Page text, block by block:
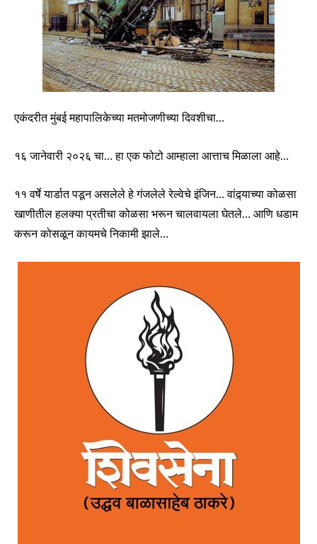
एकंदरीत मुंबई महापालिकेच्या मतमोजणीच्या दिवशीचा…
१६ जानेवारी २०२६ चा… हा एक फोटो आम्हाला आत्ताच मिळाला आहे…
११ वर्षे यार्डात पडून असलेले हे गंजलेले रेल्वेचे इंजिन… वांद्र्याच्या कोळसा
खाणीतील हलक्या प्रतीचा कोळसा भरून चालवायला घेतले… आणि धडाम
करून कोसळून कायमचे निकामी झाले…